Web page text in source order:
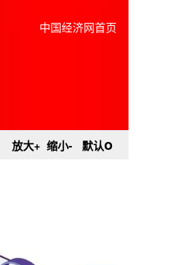
中国经济网首页
放大+ 缩小- 默认o